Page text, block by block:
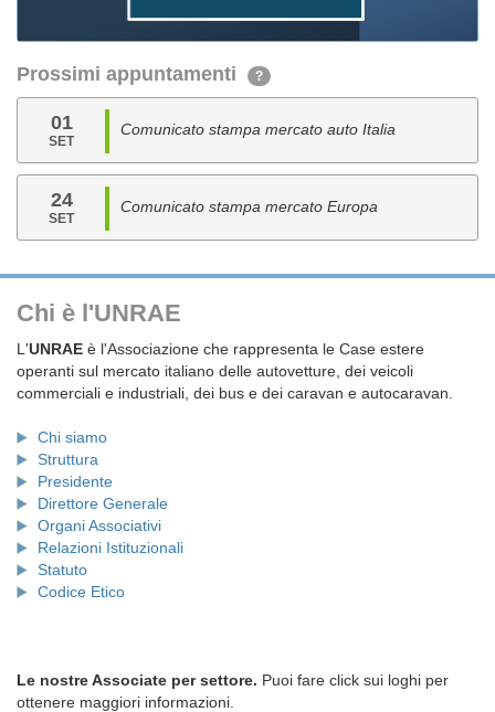
Prossimi appuntamenti ?
01
SET
Comunicato stampa mercato auto Italia
24
SET
Comunicato stampa mercato Europa
Chi è l'UNRAE
L'UNRAE è l'Associazione che rappresenta le Case estere
operanti sul mercato italiano delle autovetture, dei veicoli
commerciali e industriali, dei bus e dei caravan e autocaravan.
Chi siamo
Struttura
Presidente
Direttore Generale
Organi Associativi
Relazioni Istituzionali
Statuto
Codice Etico
Le nostre Associate per settore. Puoi fare click sui loghi per
ottenere maggiori informazioni.